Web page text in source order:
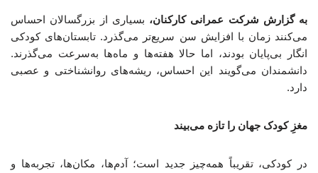
به گزارش شرکت عمرانی کارکنان، بسیاری از بزرگسالان احساس
می‌کنند زمان با افزایش سن سریع‌تر می‌گذرد. تابستان‌های کودکی
انگار بی‌پایان بودند، اما حالا هفته‌ها و ماه‌ها به‌سرعت می‌گذرند.
دانشمندان می‌گویند این احساس، ریشه‌های روانشناختی و عصبی
دارد.
مغزِ کودک جهان را تازه می‌بیند
در کودکی، تقریباً همه‌چیز جدید است؛ آدم‌ها، مکان‌ها، تجربه‌ها و